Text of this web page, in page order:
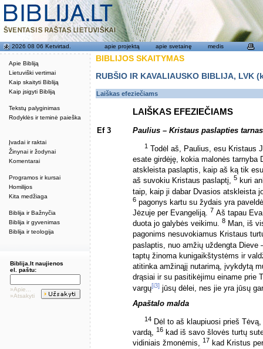
Apie Bibliją
Lietuviški vertimai
Kaip skaityti Bibliją
Kaip įsigyti Bibliją
Tekstų palyginimas
Rodyklės ir teminė paieška
Įvadai ir raktai
Žinynai ir žodynai
Komentarai
Programos ir kursai
Homilijos
Kita medžiaga
Biblija ir Bažnyčia
Biblija ir gyvenimas
Biblija ir teologija
2026 08 06 Ketvirtad. apie projektą apie svetainę medis
Biblija.lt naujienos
el. paštu:
»Apie...
»Atsakyti
BIBLIJOS SKAITYMAS
RUBŠIO IR KAVALIAUSKO BIBLIJA,
Laiškas efeziečiams
LAIŠKAS EFEZIEČIAMS
Ef 3 Paulius – Kristaus paslapties tarnas
1 Todėl aš, Paulius, esu Kristaus
esate girdėję, kokia malonės
atskleista paslaptis, kaip aš ką tik
aš suvokiu Kristaus paslaptį, 5 kuri
taip, kaip ji dabar Dvasios atskleista
6 pagonys kartu su žydais yra
Jėzuje per Evangeliją. 7 Aš tapau
duota jo galybės veikimu. 8 Man, iš
pagonims nesuvokiamus Kristaus
paslaptis, nuo amžių uždengta
taptų žinoma kunigaikštystėms ir
atitinka amžinąjį nutarimą, įvykdytą
drąsiai ir su pasitikėjimu einame prie
vargų[i3] jūsų dėlei, nes jie yra jūsų
Apaštalo malda
14 Dėl to aš klaupiuosi prieš Tėvą,
vardą, 16 kad iš savo šlovės turtų
vidiniais žmonėmis, 17 kad Kristus